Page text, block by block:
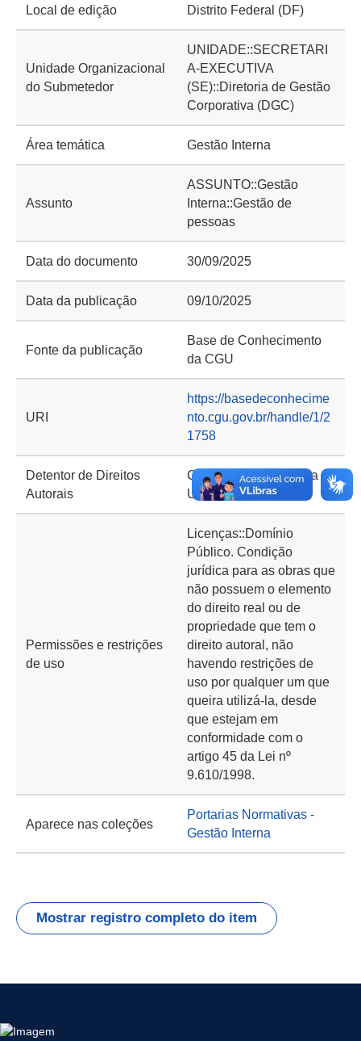
Local de edição Distrito Federal (DF)
Unidade Organizacional
do Submetedor
UNIDADE::SECRETARI
A-EXECUTIVA
(SE)::Diretoria de Gestão
Corporativa (DGC)
Área temática Gestão Interna
Assunto
ASSUNTO::Gestão
Interna::Gestão de
pessoas
Data do documento 30/09/2025
Data da publicação 09/10/2025
Fonte da publicação
Base de Conhecimento
da CGU
URI
https://basedeconhecime
nto.cgu.gov.br/handle/1/2
1758
Detentor de Direitos
Autorais
Controladoria-Geral da
União (CGU)
Permissões e restrições
de uso
Licenças::Domínio
Público. Condição
jurídica para as obras que
não possuem o elemento
do direito real ou de
propriedade que tem o
direito autoral, não
havendo restrições de
uso por qualquer um que
queira utilizá-la, desde
que estejam em
conformidade com o
artigo 45 da Lei nº
9.610/1998.
Aparece nas coleções
Portarias Normativas -
Gestão Interna
Mostrar registro completo do item